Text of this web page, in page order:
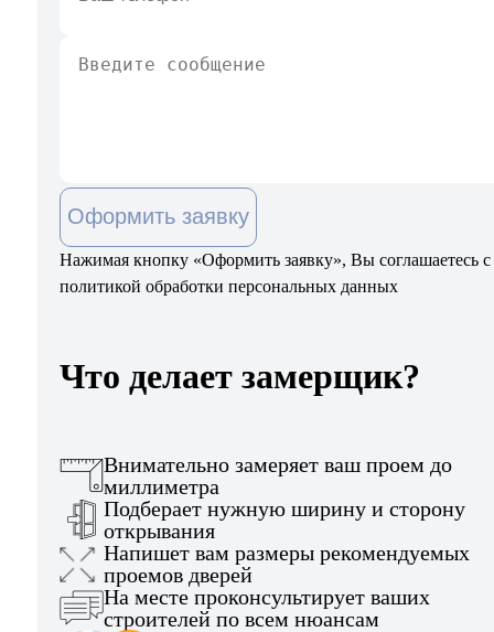
Оформить заявку
Нажимая кнопку «Оформить заявку», Вы соглашаетесь с
политикой обработки персональных данных
Что делает замерщик?
Внимательно замеряет ваш проем до
миллиметра
Подберает нужную ширину и сторону
открывания
Напишет вам размеры рекомендуемых
проемов дверей
На месте проконсультирует ваших
строителей по всем нюансам